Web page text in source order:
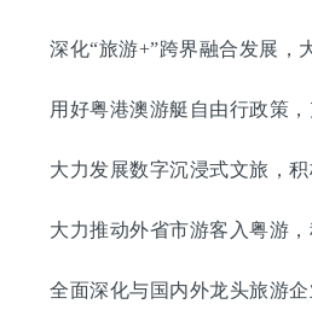
深化“旅游+”跨界融合发展，大
用好粤港澳游艇自由行政策，
大力发展数字沉浸式文旅，积
大力推动外省市游客入粤游，
全面深化与国内外龙头旅游企